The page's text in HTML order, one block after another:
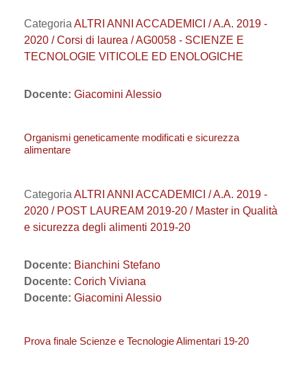
Categoria ALTRI ANNI ACCADEMICI / A.A. 2019 -
2020 / Corsi di laurea / AG0058 - SCIENZE E
TECNOLOGIE VITICOLE ED ENOLOGICHE
Docente: Giacomini Alessio
Organismi geneticamente modificati e sicurezza
alimentare
Categoria ALTRI ANNI ACCADEMICI / A.A. 2019 -
2020 / POST LAUREAM 2019-20 / Master in Qualità
e sicurezza degli alimenti 2019-20
Docente: Bianchini Stefano
Docente: Corich Viviana
Docente: Giacomini Alessio
Prova finale Scienze e Tecnologie Alimentari 19-20